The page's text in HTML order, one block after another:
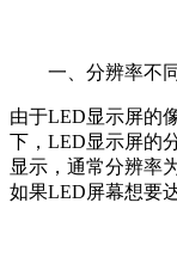
一、分辨率不同
由于LED显示屏的
下，LED显示屏的
显示，通常分辨率
如果LED屏幕想要